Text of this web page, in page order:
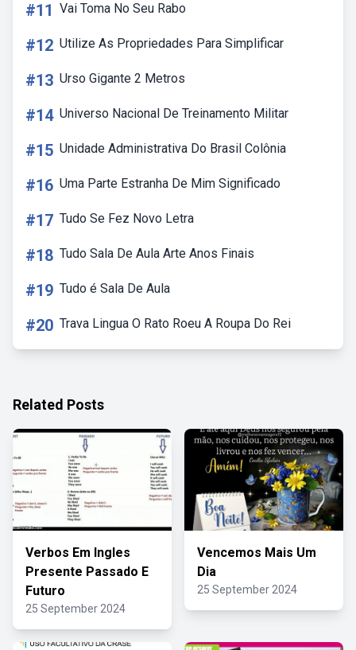
#11 Vai Toma No Seu Rabo
#12 Utilize As Propriedades Para Simplificar
#13 Urso Gigante 2 Metros
#14 Universo Nacional De Treinamento Militar
#15 Unidade Administrativa Do Brasil Colônia
#16 Uma Parte Estranha De Mim Significado
#17 Tudo Se Fez Novo Letra
#18 Tudo Sala De Aula Arte Anos Finais
#19 Tudo é Sala De Aula
#20 Trava Lingua O Rato Roeu A Roupa Do Rei
Related Posts
Verbos Em Ingles
Presente Passado E
Futuro
25 September 2024
Vencemos Mais Um
Dia
25 September 2024